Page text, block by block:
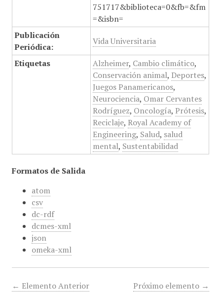
751717&biblioteca=0&fb=&fm
=&isbn=
Publicación
Periódica:
Vida Universitaria
Etiquetas Alzheimer, Cambio climático,
Conservación animal, Deportes,
Juegos Panamericanos,
Neurociencia, Omar Cervantes
Rodríguez, Oncología, Prótesis,
Reciclaje, Royal Academy of
Engineering, Salud, salud
mental, Sustentabilidad
Formatos de Salida
atom
csv
dc-rdf
dcmes-xml
json
omeka-xml
← Elemento Anterior Próximo elemento →